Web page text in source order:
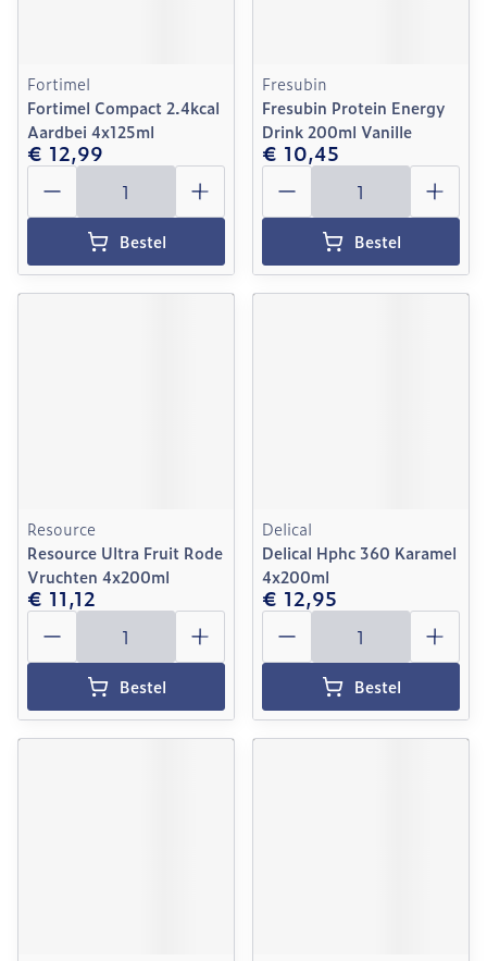
Fortimel
Fortimel Compact 2.4kcal
Aardbei 4x125ml
€ 12,99
Aantal
Bestel
Fresubin
Fresubin Protein Energy
Drink 200ml Vanille
€ 10,45
Aantal
Bestel
Resource
Resource Ultra Fruit Rode
Vruchten 4x200ml
€ 11,12
Aantal
Bestel
Delical
Delical Hphc 360 Karamel
4x200ml
€ 12,95
Aantal
Bestel